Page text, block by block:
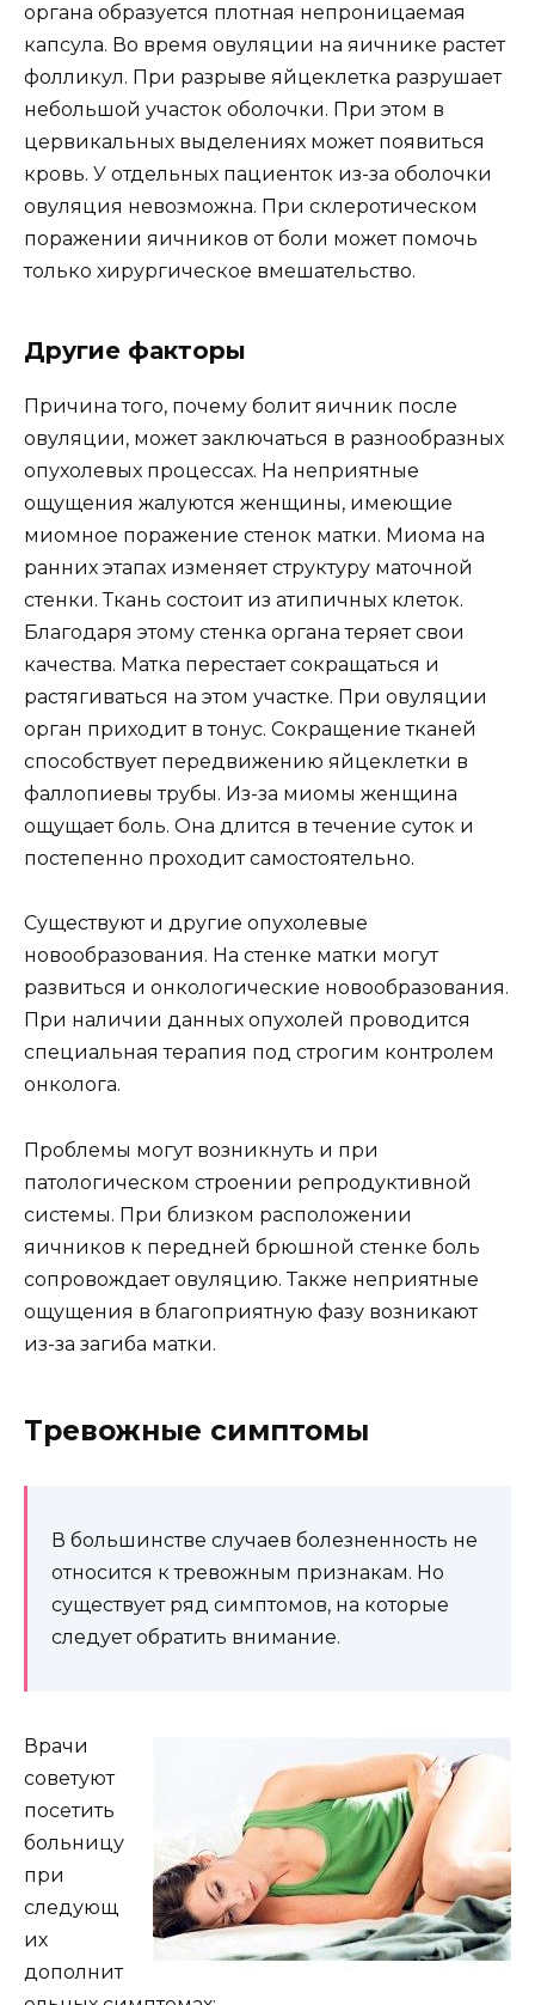
органа образуется плотная непроницаемая
капсула. Во время овуляции на яичнике растет
фолликул. При разрыве яйцеклетка разрушает
небольшой участок оболочки. При этом в
цервикальных выделениях может появиться
кровь. У отдельных пациенток из-за оболочки
овуляция невозможна. При склеротическом
поражении яичников от боли может помочь
только хирургическое вмешательство.
Другие факторы
Причина того, почему болит яичник после
овуляции, может заключаться в разнообразных
опухолевых процессах. На неприятные
ощущения жалуются женщины, имеющие
миомное поражение стенок матки. Миома на
ранних этапах изменяет структуру маточной
стенки. Ткань состоит из атипичных клеток.
Благодаря этому стенка органа теряет свои
качества. Матка перестает сокращаться и
растягиваться на этом участке. При овуляции
орган приходит в тонус. Сокращение тканей
способствует передвижению яйцеклетки в
фаллопиевы трубы. Из-за миомы женщина
ощущает боль. Она длится в течение суток и
постепенно проходит самостоятельно.
Существуют и другие опухолевые
новообразования. На стенке матки могут
развиться и онкологические новообразования.
При наличии данных опухолей проводится
специальная терапия под строгим контролем
онколога.
Проблемы могут возникнуть и при
патологическом строении репродуктивной
системы. При близком расположении
яичников к передней брюшной стенке боль
сопровождает овуляцию. Также неприятные
ощущения в благоприятную фазу возникают
из-за загиба матки.
Тревожные симптомы
В большинстве случаев болезненность не
относится к тревожным признакам. Но
существует ряд симптомов, на которые
следует обратить внимание.
Врачи
советуют
посетить
больницу
при
следующ
их
дополнит